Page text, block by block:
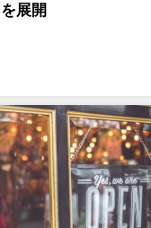
を展開